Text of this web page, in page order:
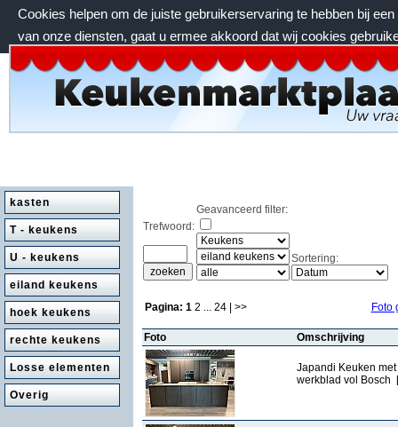
Cookies helpen om de juiste gebruikerservaring te hebben bij
van onze diensten, gaat u ermee akkoord dat wij cookies
maandag 10 augustus 2026, 07:59 uur
kasten
T - keukens
U - keukens
eiland keukens
hoek keukens
rechte keukens
Losse elementen
Overig
Trefwoord:
Geavanceerd filter:
Sortering:
Pagina: 1 2 ... 24 | >> Foto
Foto Omschrijving
Japandi Keuken
werkblad vol Bosch